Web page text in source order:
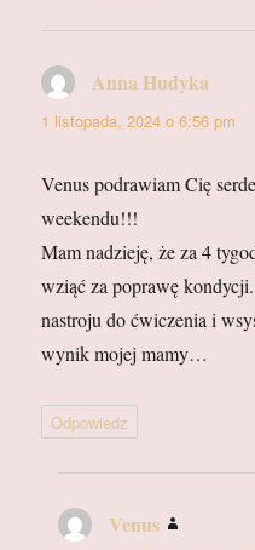
Anna Hudyka
1 listopada, 2024 o 6:56 pm
Venus podrawiam Cię
weekendu!!!
Mam nadzieję, że za 4
wziąć za poprawę
nastroju do ćwiczenia i
wynik mojej mamy…
Odpowiedz
Venus